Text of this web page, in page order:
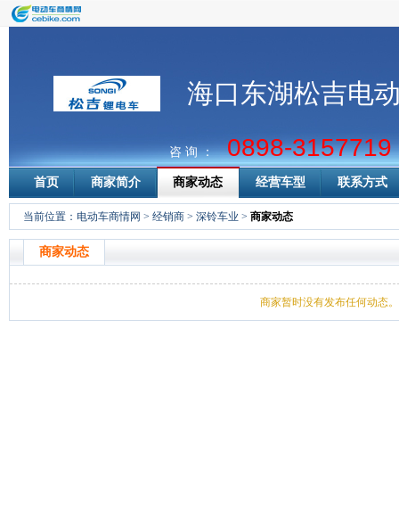
海口东湖松吉电
咨 询 ： 0898-3157719
首页 商家简介 商家动态 经营车型 联系方式
当前位置： 电动车商情网 > 经销商 > 深铃车业 > 商家动态
商家动态
商家暂时没有发布任何动态。